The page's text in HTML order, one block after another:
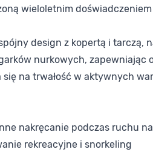
wieloletnim
design z kopertą i
nurkowych, zapewniając
na trwałość w aktywnych
nakręcanie podczas ruchu
rekreacyjne i snorkeling